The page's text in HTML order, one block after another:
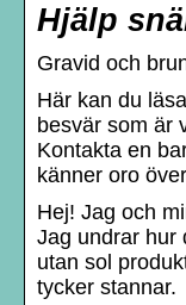
Hjälp
Gravid och
Här kan du
besvär som är
Kontakta en
känner oro
Hej! Jag och
Jag undrar hur
utan sol
tycker stannar.